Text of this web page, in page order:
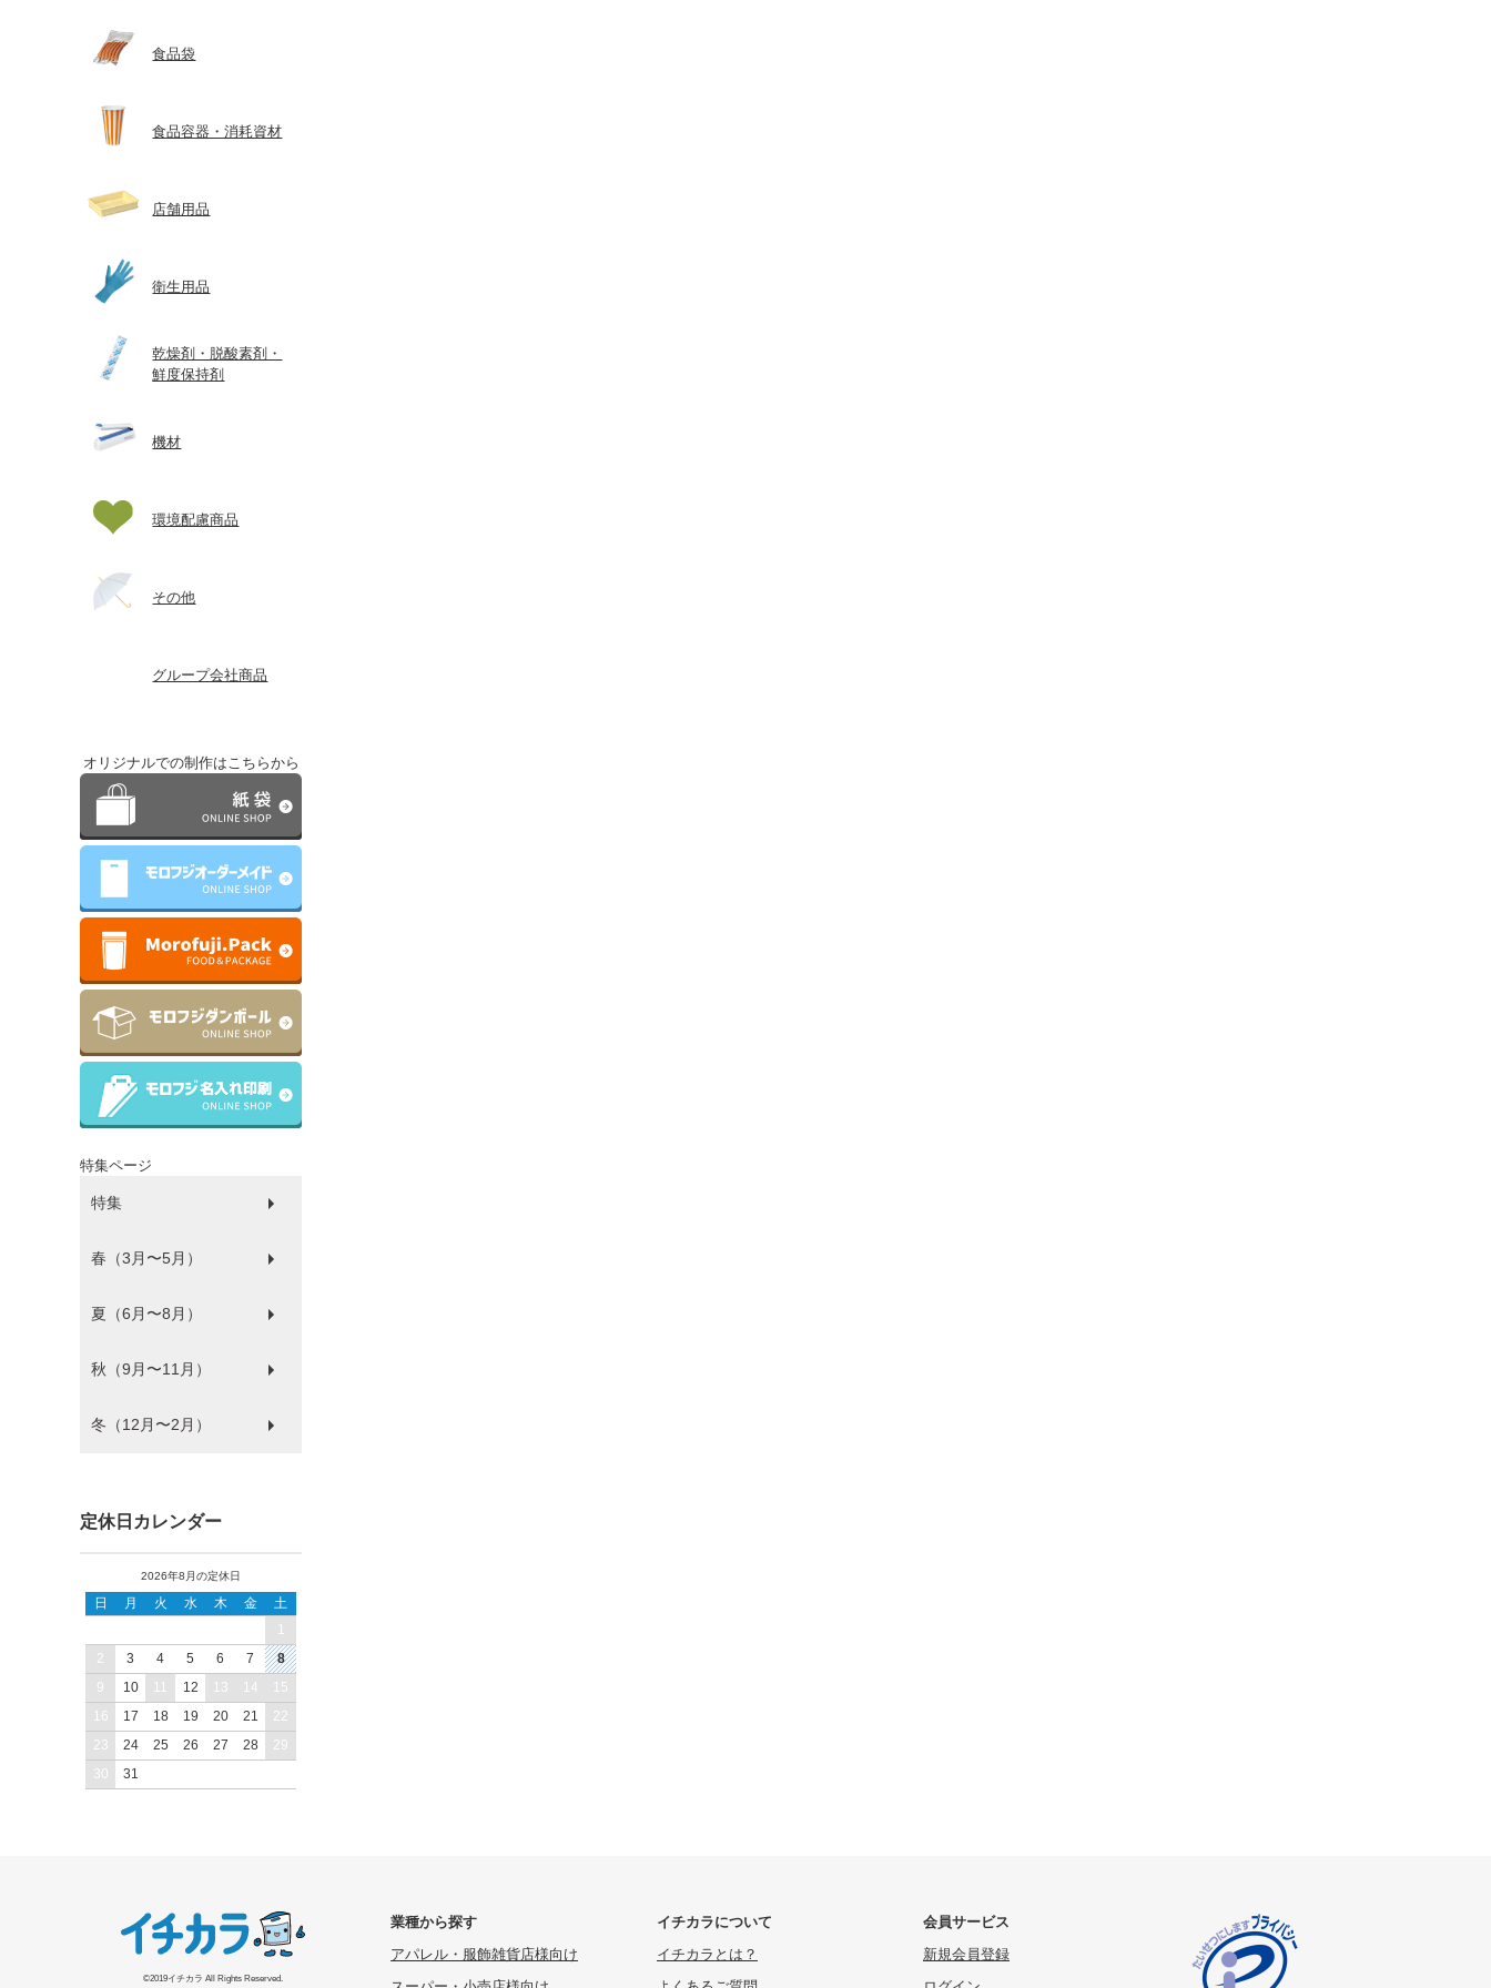
食品袋
食品容器・消耗資材
店舗用品
衛生用品
乾燥剤・脱酸素剤・
鮮度保持剤
機材
環境配慮商品
その他
グループ会社商品
オリジナルでの制作はこちらから
特集ページ
特集
春（3月〜5月）
夏（6月〜8月）
秋（9月〜11月）
冬（12月〜2月）
定休日カレンダー
2026年8月の定休日
日 月 火 水 木 金
土
2 3 4 5 6 7 8
9 10 12 13 14 15
16 17 18 19 20 21 22
23 24 25 26 27 28 29
30 31
©2019イチカラ All Rights Reserved.
業種から探す
アパレル・服飾雑貨店様向け
イチカラについて
イチカラとは？
会員サービス
新規会員登録